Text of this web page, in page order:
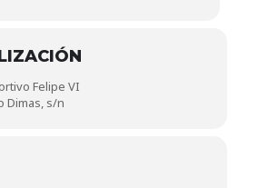
Felipe VI
Dimas, s/n